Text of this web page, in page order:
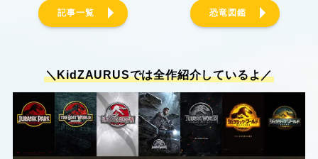
記事一覧 恐竜図鑑
＼KidZAURUSでは全作紹介しているよ／